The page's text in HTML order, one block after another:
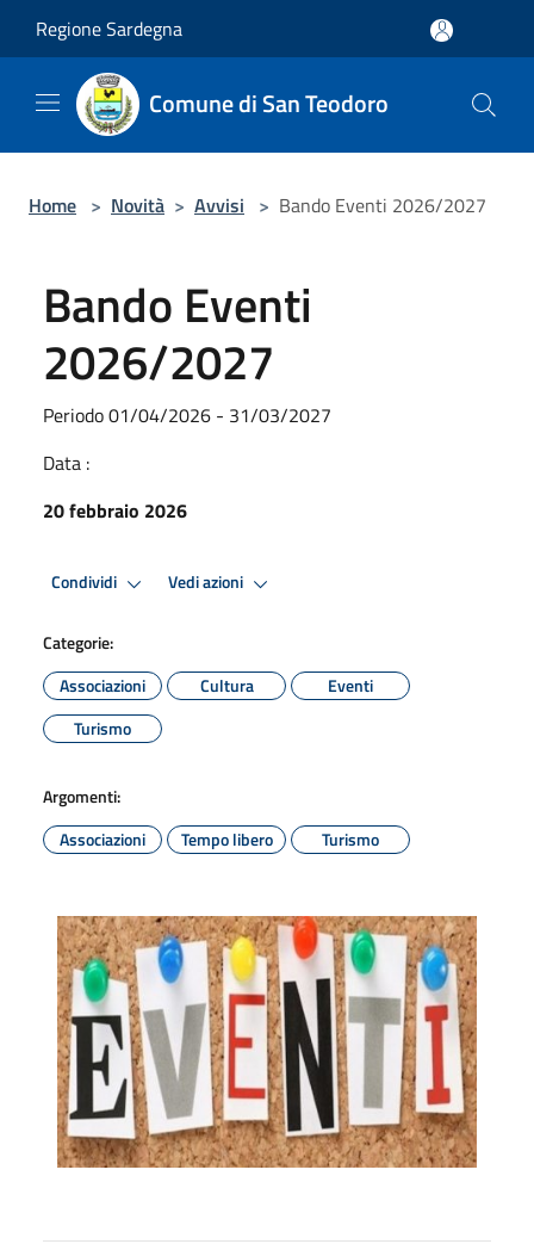
Regione Sardegna
Comune di San Teodoro
Home > Novità > Avvisi > Bando Eventi 2026/2027
Bando Eventi
2026/2027
Periodo 01/04/2026 - 31/03/2027
Data :
20 febbraio 2026
Condividi Vedi azioni
Categorie:
Associazioni
Cultura
Eventi
Turismo
Argomenti:
Associazioni
Tempo libero Turismo